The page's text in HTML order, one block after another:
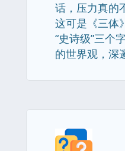
话，压力真的
这可是《三体
“史诗级”三个
的世界观，深